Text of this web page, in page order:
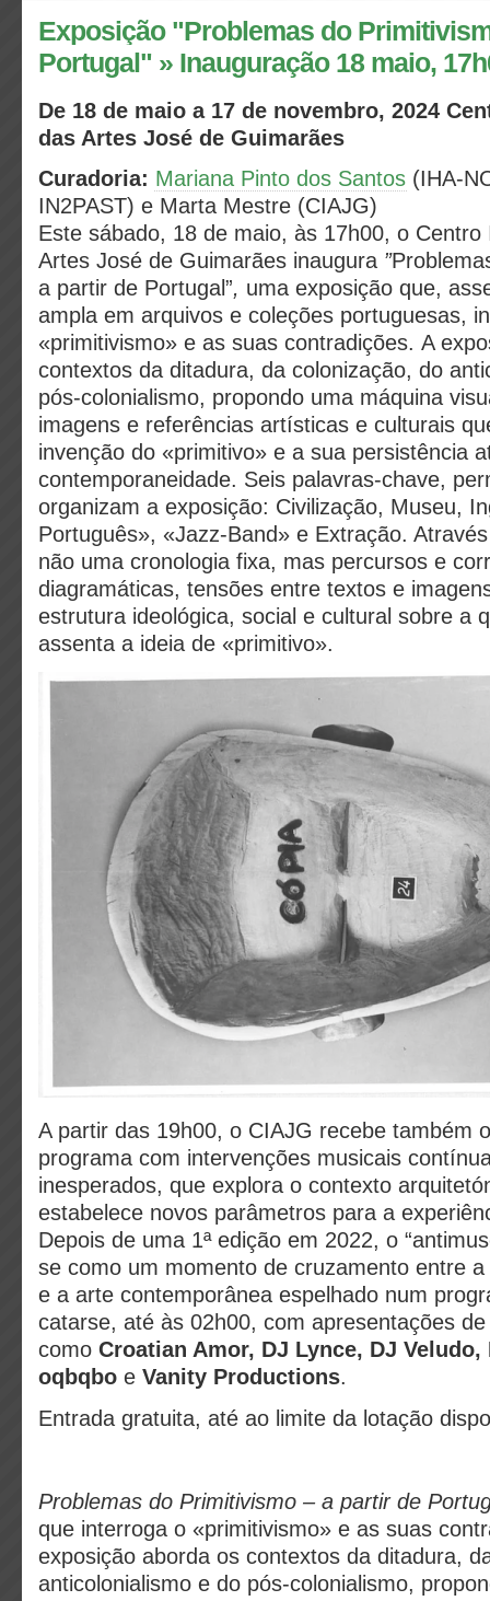
Exposição "Problemas do
Portugal" » Inauguração 18 maio,
De 18 de maio a 17 de novembro, 2024
das Artes José de Guimarães
Curadoria: Mariana Pinto dos Santos (IHA-
IN2PAST) e Marta Mestre (CIAJG)
Este sábado, 18 de maio, às 17h00, o Centro
Artes José de Guimarães inaugura ”
a partir de Portugal”, uma exposição que,
ampla em arquivos e coleções portuguesas,
«primitivismo» e as suas contradições. A
contextos da ditadura, da colonização, do
pós-colonialismo, propondo uma máquina
imagens e referências artísticas e culturais
invenção do «primitivo» e a sua persistência
contemporaneidade. Seis palavras-chave,
organizam a exposição: Civilização, Museu,
Português», «Jazz-Band» e Extração.
não uma cronologia fixa, mas percursos e
diagramáticas, tensões entre textos e
estrutura ideológica, social e cultural sobre a
assenta a ideia de «primitivo».
A partir das 19h00, o CIAJG recebe também
programa com intervenções musicais
inesperados, que explora o contexto
estabelece novos parâmetros para a
Depois de uma 1ª edição em 2022, o
se como um momento de cruzamento entre
e a arte contemporânea espelhado num
catarse, até às 02h00, com apresentações
como Croatian Amor, DJ Lynce, DJ
oqbqbo e Vanity Productions.
Entrada gratuita, até ao limite da lotação
Problemas do Primitivismo – a partir de
que interroga o «primitivismo» e as suas
exposição aborda os contextos da ditadura,
anticolonialismo e do pós-colonialismo,